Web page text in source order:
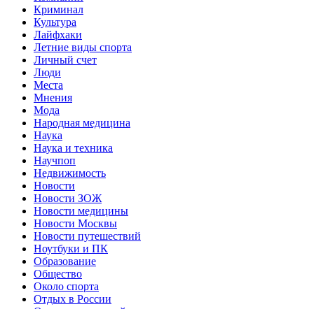
Криминал
Культура
Лайфхаки
Летние виды спорта
Личный счет
Люди
Места
Мнения
Мода
Народная медицина
Наука
Наука и техника
Научпоп
Недвижимость
Новости
Новости ЗОЖ
Новости медицины
Новости Москвы
Новости путешествий
Ноутбуки и ПК
Образование
Общество
Около спорта
Отдых в России